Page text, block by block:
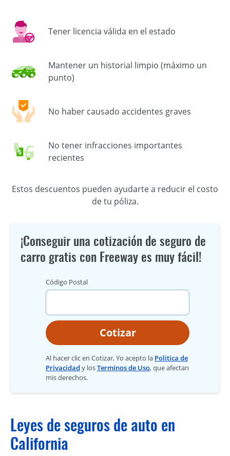
Tener licencia válida en el estado
Mantener un historial limpio (máximo un
punto)
No haber causado accidentes graves
No tener infracciones importantes
recientes
Estos descuentos pueden ayudarte a reducir el costo
de tu póliza.
¡Conseguir una cotización de seguro de
carro gratis con Freeway es muy fácil!
Código Postal
Cotizar
Al hacer clic en Cotizar, Yo acepto la Politica de
Privacidad y losTerminos de Uso, que afectan
mis derechos.
Leyes de seguros de auto en
California